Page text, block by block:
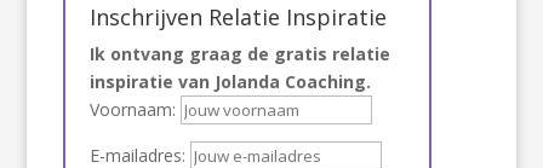
Inschrijven Relatie Inspiratie
Ik ontvang graag de gratis relatie
inspiratie van Jolanda Coaching.
Voornaam:
E-mailadres: